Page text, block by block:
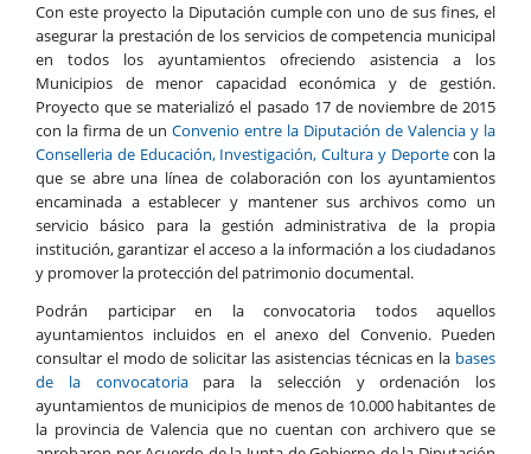
Con este proyecto la Diputación cumple con uno de sus fines, el
asegurar la prestación de los servicios de competencia municipal
en todos los ayuntamientos ofreciendo asistencia a los
Municipios de menor capacidad económica y de gestión.
Proyecto que se materializó el pasado 17 de noviembre de 2015
con la firma de un Convenio entre la Diputación de Valencia y la
Conselleria de Educación, Investigación, Cultura y Deportecon la
que se abre una línea de colaboración con los ayuntamientos
encaminada a establecer y mantener sus archivos como un
servicio básico para la gestión administrativa de la propia
institución, garantizar el acceso a la información a los ciudadanos
y promover la protección del patrimonio documental.
Podrán participar en la convocatoria todos aquellos
ayuntamientos incluidos en el anexo del Convenio. Pueden
consultar el modo de solicitar las asistencias técnicas en la bases
de la convocatoriapara la selección y ordenación los
ayuntamientos de municipios de menos de 10.000 habitantes de
la provincia de Valencia que no cuentan con archivero que se